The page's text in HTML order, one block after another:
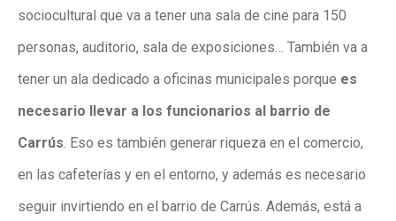
sociocultural que va a tener una sala de cine para 150
personas, auditorio, sala de exposiciones… También va a
tener un ala dedicado a oficinas municipales porque es
necesario llevar a los funcionarios al barrio de
Carrús. Eso es también generar riqueza en el comercio,
en las cafeterías y en el entorno, y además es necesario
seguir invirtiendo en el barrio de Carrús. Además, está a